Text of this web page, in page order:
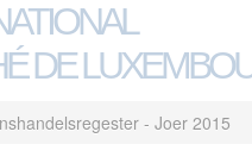
DE
- Joer 2015